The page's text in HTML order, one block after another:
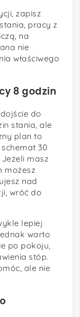
zapisz
pracy z
na
nie
właściwego
8 godzin
do
stania, ale
plan to
30
masz
możesz
nad
wróć do
lepiej
warto
po pokoju,
stóp.
ale nie